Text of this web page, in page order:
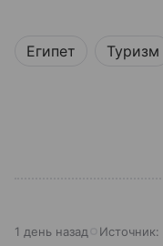
Египет Туризм
1 день назад Источник: